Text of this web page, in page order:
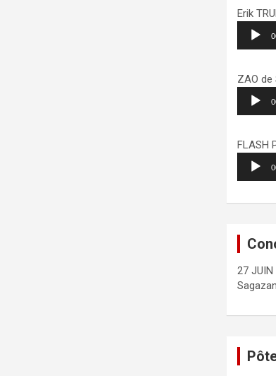
Erik
Lecteur
audio
ZAO
Lecteur
audio
FLASH
Lecteur
audio
27